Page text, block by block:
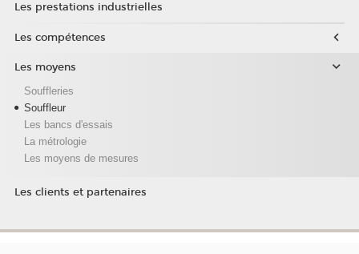
Les prestations industrielles
Les compétences
Les moyens
Souffleries
Souffleur
Les bancs d'essais
La métrologie
Les moyens de mesures
Les clients et partenaires